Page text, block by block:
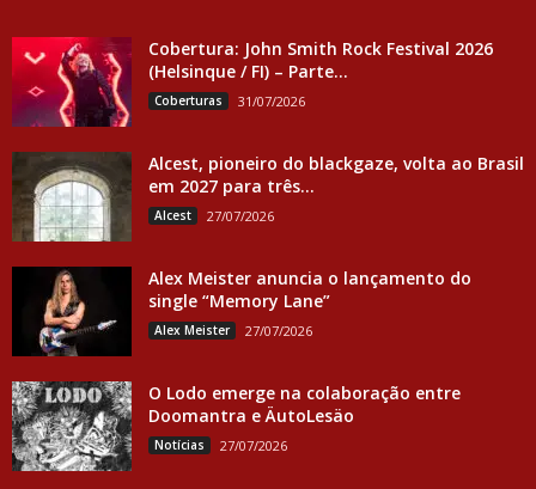
Cobertura: John Smith Rock Festival 2026
(Helsinque / FI) – Parte...
Coberturas 31/07/2026
Alcest, pioneiro do blackgaze, volta ao Brasil
em 2027 para três...
Alcest 27/07/2026
Alex Meister anuncia o lançamento do
single “Memory Lane”
Alex Meister 27/07/2026
O Lodo emerge na colaboração entre
Doomantra e ÄutoLesäo
Notícias 27/07/2026